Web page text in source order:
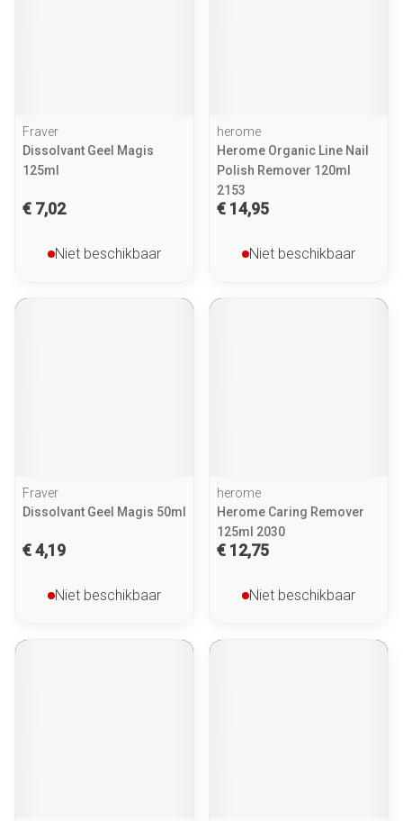
Fraver
Dissolvant Geel Magis
125ml
€ 7,02
Niet beschikbaar
herome
Herome Organic Line Nail
Polish Remover 120ml
2153
€ 14,95
Niet beschikbaar
Fraver
Dissolvant Geel Magis 50ml
€ 4,19
Niet beschikbaar
herome
Herome Caring Remover
125ml 2030
€ 12,75
Niet beschikbaar